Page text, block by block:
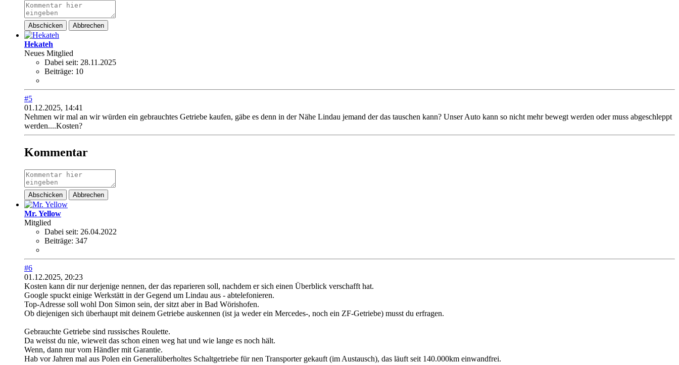
Abschicken Abbrechen
Hekateh
Neues Mitglied
Dabei seit: 28.11.2025
Beiträge: 10
#5
01.12.2025, 14:41
Nehmen wir mal an wir würden ein gebrauchtes Getriebe kaufen, gäbe es denn in der Nähe Lindau jemand der das tauschen kann? Unser Auto kann so nicht mehr bewegt werden oder muss abgeschleppt
werden....Kosten?
Kommentar
Abschicken Abbrechen
Mr. Yellow
Mitglied
Dabei seit: 26.04.2022
Beiträge: 347
#6
01.12.2025, 20:23
Kosten kann dir nur derjenige nennen, der das reparieren soll, nachdem er sich einen Überblick verschafft hat.
Google spuckt einige Werkstätt in der Gegend um Lindau aus - abtelefonieren.
Top-Adresse soll wohl Don Simon sein, der sitzt aber in Bad Wörishofen.
Ob diejenigen sich überhaupt mit deinem Getriebe auskennen (ist ja weder ein Mercedes-, noch ein ZF-Getriebe) musst du erfragen.
Gebrauchte Getriebe sind russisches Roulette.
Da weisst du nie, wieweit das schon einen weg hat und wie lange es noch hält.
Wenn, dann nur vom Händler mit Garantie.
Hab vor Jahren mal aus Polen ein Generalüberholtes Schaltgetriebe für nen Transporter gekauft (im Austausch), das läuft seit 140.000km einwandfrei.